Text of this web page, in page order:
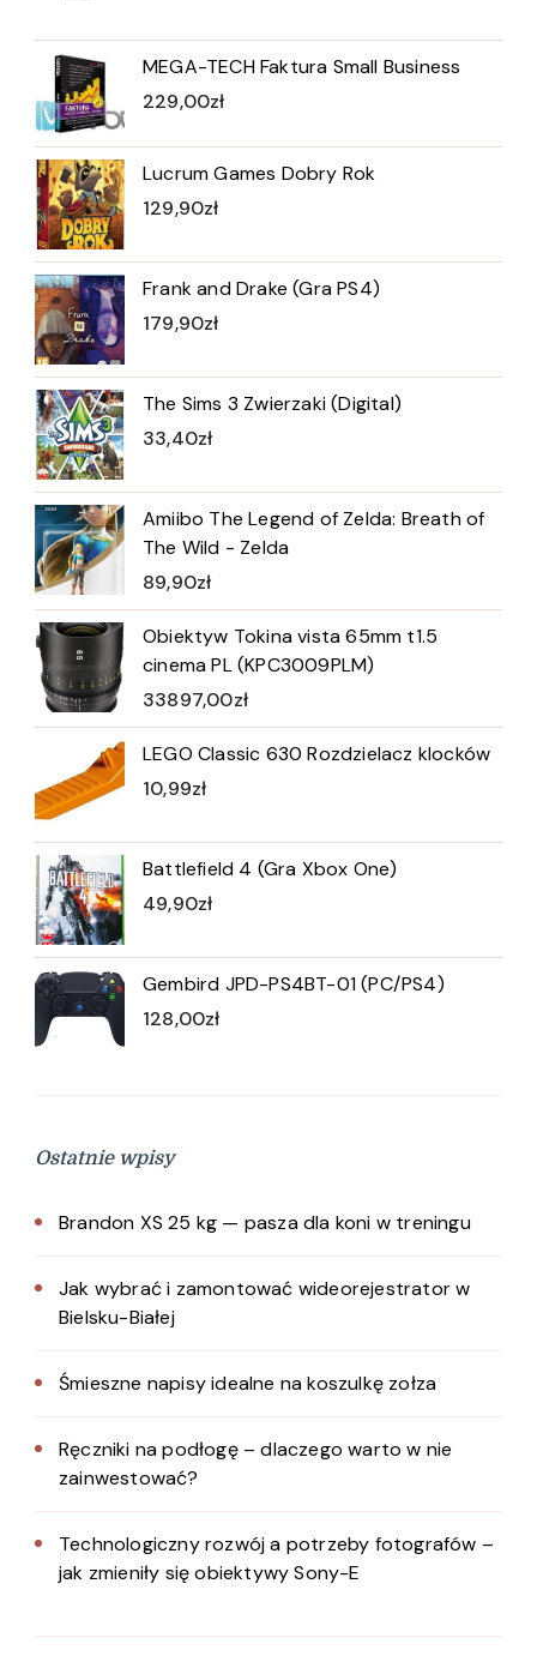
MEGA-TECH Faktura Small Business
229,00zł
Lucrum Games Dobry Rok
129,90zł
Frank and Drake (Gra PS4)
179,90zł
The Sims 3 Zwierzaki (Digital)
33,40zł
Amiibo The Legend of Zelda: Breath of
The Wild - Zelda
89,90zł
Obiektyw Tokina vista 65mm t1.5
cinema PL (KPC3009PLM)
33897,00zł
LEGO Classic 630 Rozdzielacz klocków
10,99zł
Battlefield 4 (Gra Xbox One)
49,90zł
Gembird JPD-PS4BT-01 (PC/PS4)
128,00zł
Ostatnie wpisy
Brandon XS 25 kg — pasza dla koni w treningu
Jak wybrać i zamontować wideorejestrator w
Bielsku-Białej
Śmieszne napisy idealne na koszulkę zołza
Ręczniki na podłogę – dlaczego warto w nie
zainwestować?
Technologiczny rozwój a potrzeby fotografów –
jak zmieniły się obiektywy Sony-E